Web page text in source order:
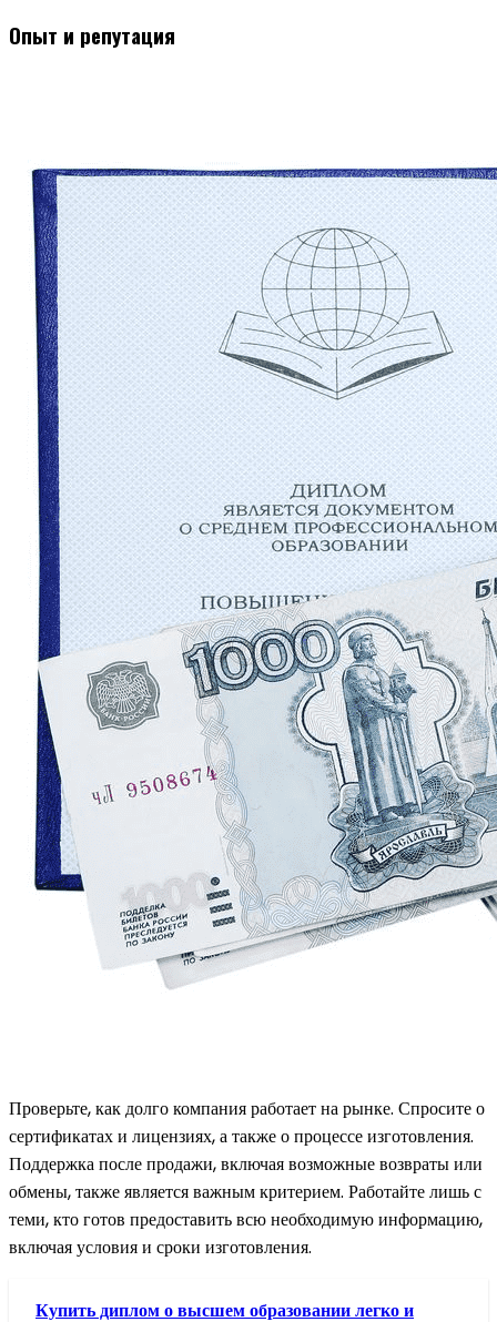
Опыт и репутация
Проверьте, как долго компания работает на рынке. Спросите о
сертификатах и лицензиях, а также о процессе изготовления.
Поддержка после продажи, включая возможные возвраты или
обмены, также является важным критерием. Работайте лишь с
теми, кто готов предоставить всю необходимую информацию,
включая условия и сроки изготовления.
Купить диплом о высшем образовании легко и